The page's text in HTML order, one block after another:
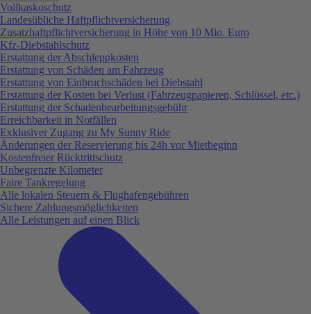
Vollkaskoschutz
Landesübliche Haftpflichtversicherung
Zusatzhaftpflichtversicherung in Höhe von 10 Mio. Euro
Kfz-Diebstahlschutz
Erstattung der Abschleppkosten
Erstattung von Schäden am Fahrzeug
Erstattung von Einbruchschäden bei Diebstahl
Erstattung der Kosten bei Verlust (Fahrzeugpapieren, Schlüssel, etc.)
Erstattung der Schadenbearbeitungsgebühr
Erreichbarkeit in Notfällen
Exklusiver Zugang zu My Sunny Ride
Änderungen der Reservierung bis 24h vor Mietbeginn
Kostenfreier Rücktrittschutz
Unbegrenzte Kilometer
Faire Tankregelung
Alle lokalen Steuern & Flughafengebühren
Sichere Zahlungsmöglichkeiten
Alle Leistungen auf einen Blick